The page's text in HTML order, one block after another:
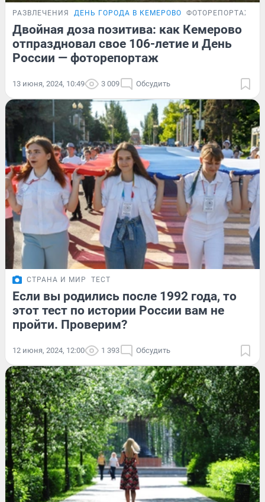
РАЗВЛЕЧЕНИЯ ДЕНЬ ГОРОДА В КЕМЕРОВО ФОТОРЕПОРТАЖ
Двойная доза позитива: как Кемерово
отпраздновал свое 106-летие и День
России — фоторепортаж
13 июня, 2024, 10:49 3 009 Обсудить
СТРАНА И МИР ТЕСТ
Если вы родились после 1992 года, то
этот тест по истории России вам не
пройти. Проверим?
12 июня, 2024, 12:00 1 393 Обсудить